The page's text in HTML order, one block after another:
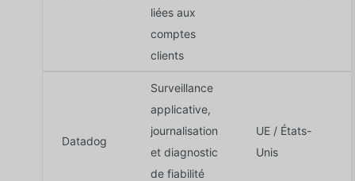
liées aux
comptes
clients
Datadog
Surveillance
applicative,
journalisation
et diagnostic
de fiabilité
UE / États-
Unis